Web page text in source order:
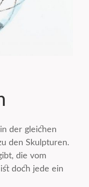
der gleichen
den Skulpturen.
die vom
doch jede ein